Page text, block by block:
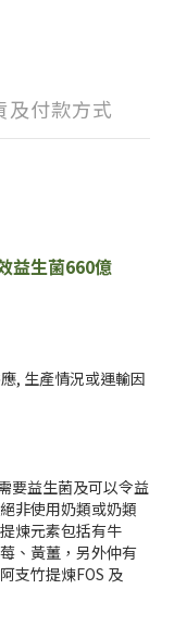
及付款方式
生菌660億
, 生產情況或運輸因
要益生菌及可以令益
非使用奶類或奶類
煉元素包括有牛
、黃薑，另外仲有
支竹提煉FOS 及